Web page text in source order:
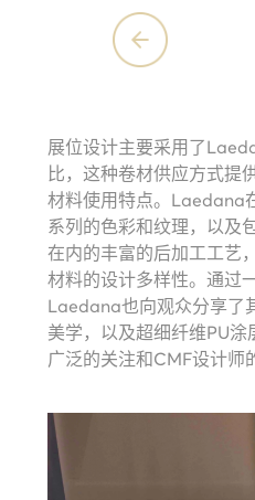
展位设计主要采用了
比，这种卷材供应方式提
材料使用特点。
Laedana
系列的色彩和纹理，以及
在内的丰富的后加工工艺
材料的设计多样性。通过
Laedana也向观众分享了
美学，以及超细纤维 PU涂
广泛的关注和 CMF设计师